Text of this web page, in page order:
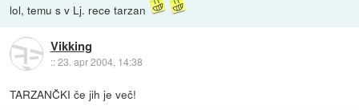
lol, temu s v Lj. rece tarzan
Vikking
::23. apr 2004, 14:38
TARZANČKI če jih je več!